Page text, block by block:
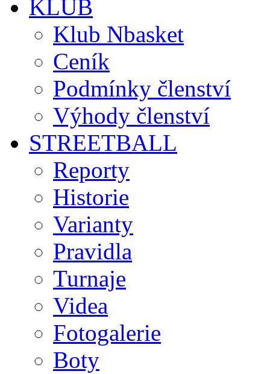
KLUB
Klub Nbasket
Ceník
Podmínky členství
Výhody členství
STREETBALL
Reporty
Historie
Varianty
Pravidla
Turnaje
Videa
Fotogalerie
Boty